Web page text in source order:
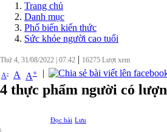
Trang chủ
Danh mục
Phố biến kiến thức
Sức khỏe người cao tuổi
Thứ 4, 31/08/2022 07:42 | 16275 Lượt xem
A- A A+ |
4 thực phẩm người có
Đọc bài Lưu